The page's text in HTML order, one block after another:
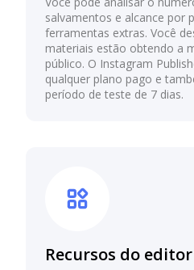
salvamentos e alcance por
ferramentas extras. Você
materiais estão obtendo a
público. O Instagram
qualquer plano pago e
período de teste de 7 dias.
Recursos do editor